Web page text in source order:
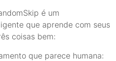
é um
que aprende com seus
coisas bem:
que parece humana: